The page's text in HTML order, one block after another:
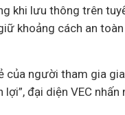
khi lưu thông trên
khoảng cách an
của người tham gia
đại diện VEC nhấn